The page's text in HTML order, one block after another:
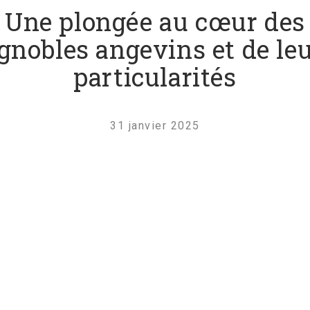
Une plongée au cœur des
angevins et de
particularités
31 janvier 2025